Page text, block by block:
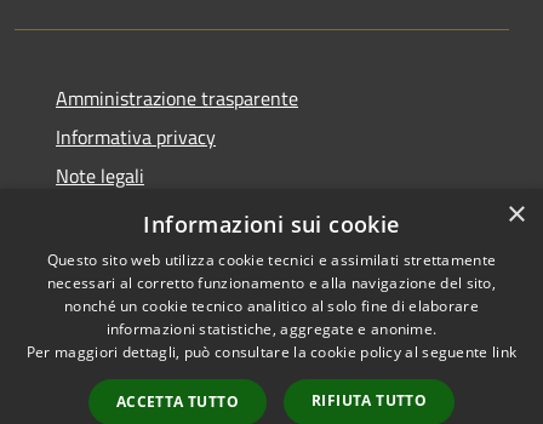
Amministrazione trasparente
Informativa privacy
Note legali
Dichiarazione di accessibilità
Accessibilità
Copyright © 2026 • Comune di
Librizzi • Powered by
Municipium•
Accesso
×
Informazioni sui cookie
Questo sito web utilizza cookie tecnici e assimilati strettamente
necessari al corretto funzionamento e alla navigazione del sito,
nonché un cookie tecnico analitico al solo fine di elaborare
informazioni statistiche, aggregate e anonime.
Per maggiori dettagli, può consultare la cookie policy al seguente link
ACCETTA TUTTO RIFIUTA TUTTO